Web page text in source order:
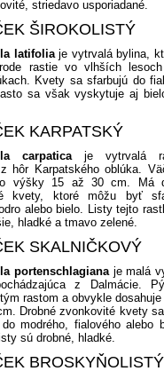
striedavo usporiadané.
ŠIROKOLISTÝ
latifoliaje vytrvalá bylina,
rastie vo vlhších
Kvety sa sfarbujú do
sa však vyskytuje aj
KARPATSKÝ
carpaticaje vytrvalá
hôr Karpatského oblúka.
výšky 15 až 30 cm. Má
kvety, ktoré môžu byť
alebo bielo. Listy tejto
hladké a tmavo zelené.
SKALNIČKOVÝ
portenschlagianaje malá
z Dalmácie.
rastom a obvykle
Drobné zvonkovité kvety
modrého, fialového alebo
sú drobné, hladké.
BROSKYŇOLISTÝ